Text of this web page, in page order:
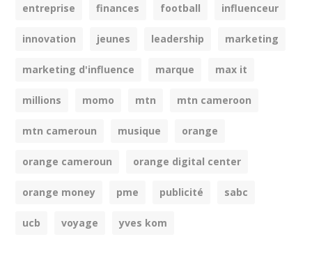
entreprise finances football influenceur
innovation jeunes leadership marketing
marketing d'influence marque max it
millions momo mtn mtn cameroon
mtn cameroun musique orange
orange cameroun orange digital center
orange money pme publicité sabc
ucb voyage yves kom